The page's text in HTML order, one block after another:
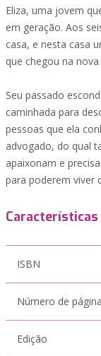
Eliza, uma jovem
em geração. Aos
casa, e nesta casa
que chegou na
Seu passado
caminhada para
pessoas que ela
advogado, do qual
apaixonam e
para poderem viver
Características
ISBN
Número de
Edição